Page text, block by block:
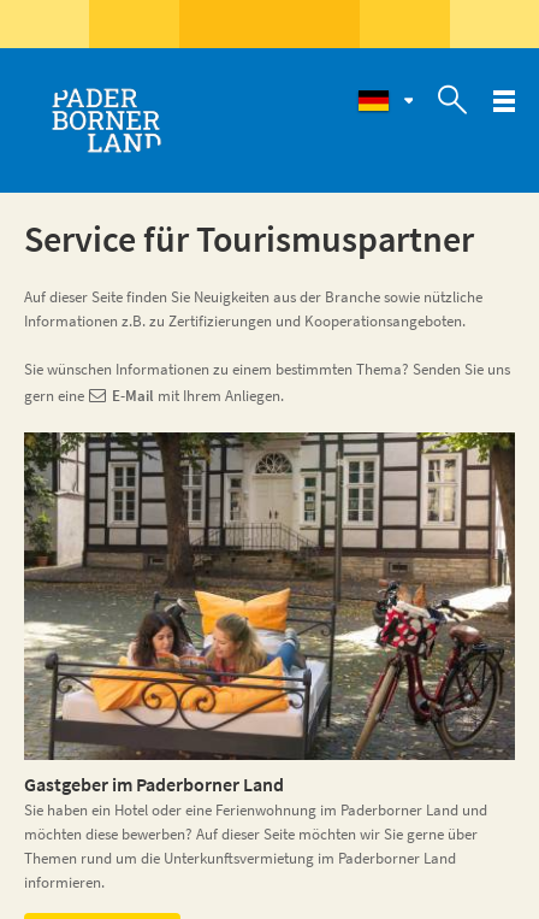

Service für Tourismuspartner
Auf dieser Seite finden Sie Neuigkeiten aus der Branche sowie nützliche
Informationen z.B. zu Zertifizierungen und Kooperationsangeboten.
Sie wünschen Informationen zu einem bestimmten Thema? Senden Sie uns
gern eine
E-Mail mit Ihrem Anliegen.
Gastgeber im Paderborner Land
Sie haben ein Hotel oder eine Ferienwohnung im Paderborner Land und
möchten diese bewerben? Auf dieser Seite möchten wir Sie gerne über
Themen rund um die Unterkunftsvermietung im Paderborner Land
informieren.